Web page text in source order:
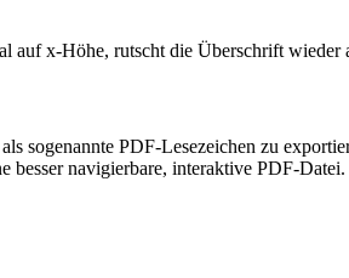
auf x-Höhe, rutscht die Überschrift
PDF-Lesezeichen zu
besser navigierbare, interaktive PDF-Datei.